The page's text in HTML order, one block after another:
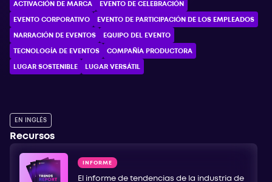
ACTIVACIÓN DE MARCA EVENTO DE CELEBRACIÓN
EVENTO CORPORATIVO EVENTO DE PARTICIPACIÓN DE LOS EMPLEADOS
NARRACIÓN DE EVENTOS EQUIPO DEL EVENTO
TECNOLOGÍA DE EVENTOS COMPAÑÍA PRODUCTORA
LUGAR SOSTENIBLE LUGAR VERSÁTIL
EN INGLÉS
Recursos
INFORME
El informe de tendencias de la industria de